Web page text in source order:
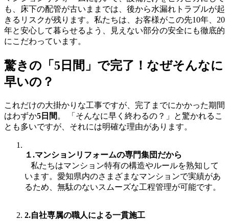
も、床下の配管が古いままでは、後から水漏れトラブルが起
きるリスクが残ります。私たちは、お客様がこの先10年、20
年と安心して暮らせるよう、見えない部分の安全にも徹底的
にこだわっています。
驚きの「5日間」で完了！なぜそんなに
早いの？
これだけの大掛かりな工事ですが、完了までにかかった期間
はわずか5日間 。 「そんなに早く終わるの？」と驚かれるこ
とも多いですが、それには明確な理由があります。
１.マンションリフォームの専門集団だから
私たちはマンション特有の構造やルールを熟知して
います。愛知県内のさまざまなマンションで実績があ
るため、無駄のないスムーズな工程管理が可能です。
2.自社専属の職人による一貫施工